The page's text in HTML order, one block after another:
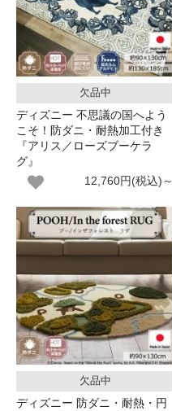
欠品中
ディズニー 不思議の国へよう
こそ！防ダニ・耐熱加工付き
『アリス／ローズブーケラ
グ』
12,760円(税込)～
欠品中
ディズニー 防ダニ・耐熱・円